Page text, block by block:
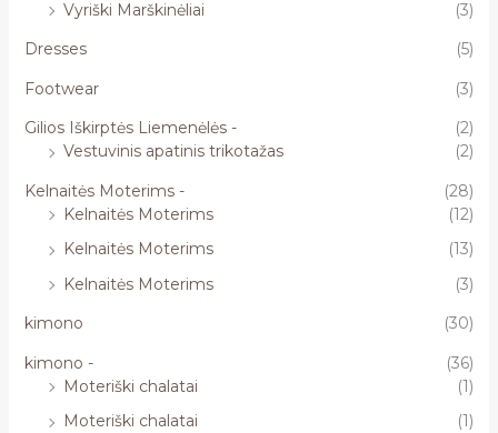
Vyriški Marškinėliai
(3)
Dresses
(5)
Footwear
(3)
Gilios Iškirptės Liemenėlės -
(2)
Vestuvinis apatinis trikotažas
(2)
Kelnaitės Moterims -
(28)
Kelnaitės Moterims
(12)
Kelnaitės Moterims
(13)
Kelnaitės Moterims
(3)
kimono
(30)
kimono -
(36)
Moteriški chalatai
(1)
Moteriški chalatai
(1)